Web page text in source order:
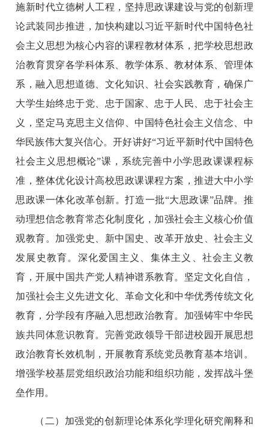
施新时代立德树人工程，坚持思政课建设与党的创新理
论武装同步推进，加快构建以习近平新时代中国特色社
会主义思想为核心内容的课程教材体系，把学校思想政
治教育贯穿各学科体系、教学体系、教材体系、管理体
系，融入思想道德、文化知识、社会实践教育，确保广
大学生始终忠于党、忠于国家、忠于人民、忠于社会主
义，坚定马克思主义信仰、中国特色社会主义信念、中
华民族伟大复兴信心。开好讲好“习近平新时代中国特色
社会主义思想概论”课，系统完善中小学思政课课程标
准，整体优化设计高校思政课课程方案，推进大中小学
思政课一体化改革创新。打造一批“大思政课”品牌。推
动理想信念教育常态化制度化，加强社会主义核心价值
观教育。加强党史、新中国史、改革开放史、社会主义
发展史教育。深化爱国主义、集体主义、社会主义教
育，开展中国共产党人精神谱系教育。坚定文化自信，
加强社会主义先进文化、革命文化和中华优秀传统文化
教育，分学段有序融入思想政治教育。加强铸牢中华民
族共同体意识教育。完善党政领导干部进校园开展思想
政治教育长效机制，开展教育系统党员教育基本培训。
增强学校基层党组织政治功能和组织功能，发挥战斗堡
垒作用。
（二）加强党的创新理论体系化学理化研究阐释和